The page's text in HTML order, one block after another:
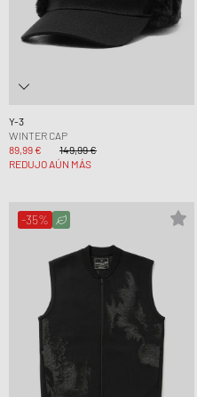
Y-3
WINTER CAP
89,99 €
149,99 €
REDUJO AÚN MÁS
-35%